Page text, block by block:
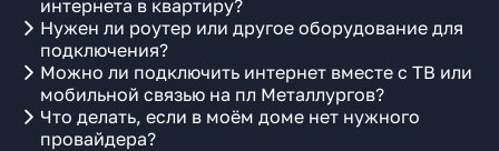
интернета в квартиру?
Нужен ли роутер или другое оборудование для
подключения?
Можно ли подключить интернет вместе с ТВ или
мобильной связью на пл Металлургов?
Что делать, если в моём доме нет нужного
провайдера?